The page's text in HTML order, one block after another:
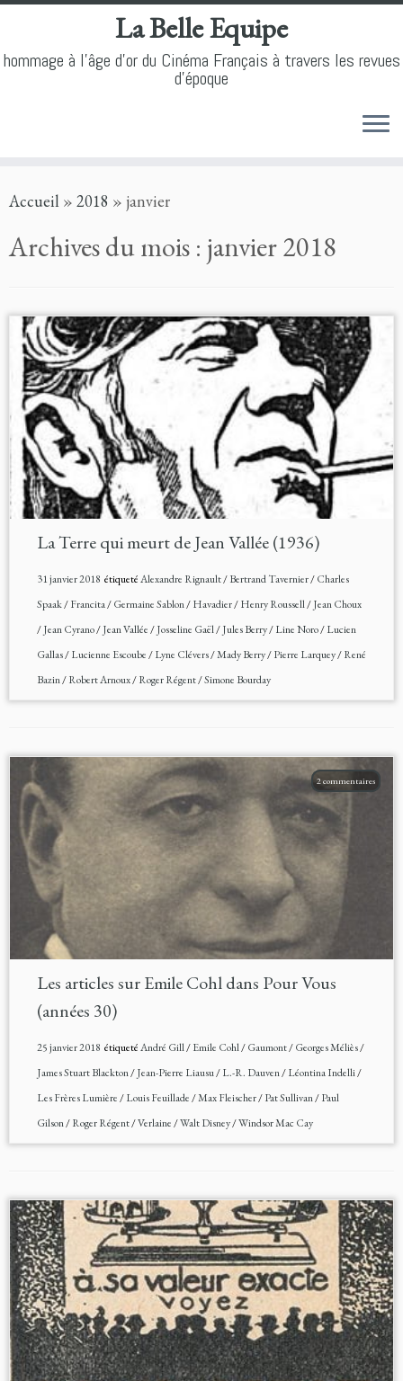
to
La Belle Equipe
hommage à l'âge d'or du Cinéma Français à travers les revues
d'époque
Accueil » 2018 » janvier
Archives du mois : janvier 2018
La Terre qui meurt de Jean Vallée (1936)
31 janvier 2018 étiquetéAlexandre Rignault/Bertrand Tavernier/Charles
Spaak/Francita/Germaine Sablon/Havadier/Henry Roussell/Jean Choux
/Jean Cyrano/Jean Vallée/Josseline Gaël/Jules Berry/Line Noro/Lucien
Gallas/Lucienne Escoube/Lyne Clévers/Mady Berry/Pierre Larquey/René
Bazin/Robert Arnoux/Roger Régent/Simone Bourday
2 commentaires
Les articles sur Emile Cohl dans Pour Vous
(années 30)
25 janvier 2018 étiquetéAndré Gill/Emile Cohl/Gaumont/Georges Méliès/
James Stuart Blackton/Jean-Pierre Liausu/L.-R. Dauven/Léontina Indelli/
Les Frères Lumière/Louis Feuillade/Max Fleischer/Pat Sullivan/Paul
Gilson/Roger Régent/Verlaine/Walt Disney/Windsor Mac Cay